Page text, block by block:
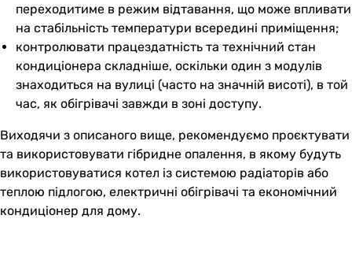
переходитиме в режим відтавання, що може впливати
на стабільність температури всередині приміщення;
контролювати працездатність та технічний стан
кондиціонера складніше, оскільки один з модулів
знаходиться на вулиці (часто на значній висоті), в той
час, як обігрівачі завжди в зоні доступу.
Виходячи з описаного вище, рекомендуємо проєктувати
та використовувати гібридне опалення, в якому будуть
використовуватися котел із системою радіаторів або
теплою підлогою, електричні обігрівачі та економічний
кондиціонер для дому.